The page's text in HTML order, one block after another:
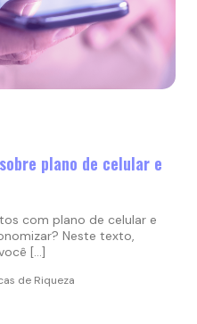
plano de celular e
com plano de celular e
Neste texto,
[…]
de Riqueza